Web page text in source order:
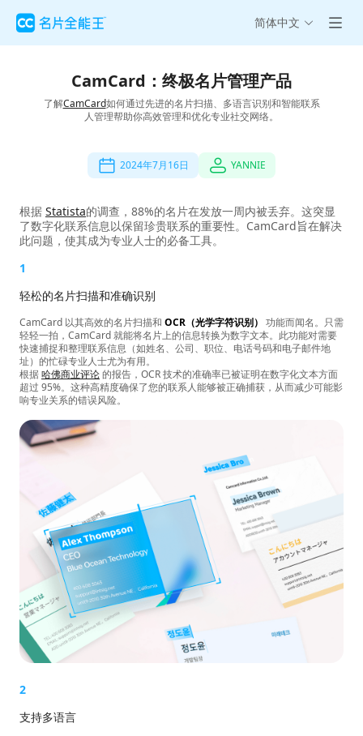
简体中文
CamCard：终极名片管理产品
了解CamCard如何通过先进的名片扫描、多语言识别和智能联系
人管理帮助你高效管理和优化专业社交网络。
2024年7月16日 YANNIE
根据 Statista的调查，88%的名片在发放一周内被丢弃。这突显
了数字化联系信息以保留珍贵联系的重要性。CamCard旨在解决
此问题，使其成为专业人士的必备工具。
1
轻松的名片扫描和准确识别
CamCard 以其高效的名片扫描和 OCR（光学字符识别） 功能而闻名。只需
轻轻一拍，CamCard 就能将名片上的信息转换为数字文本。此功能对需要
快速捕捉和整理联系信息（如姓名、公司、职位、电话号码和电子邮件地
址）的忙碌专业人士尤为有用。
根据哈佛商业评论的报告，OCR 技术的准确率已被证明在数字化文本方面
超过 95%。这种高精度确保了您的联系人能够被正确捕获，从而减少可能影
响专业关系的错误风险。
2
支持多语言